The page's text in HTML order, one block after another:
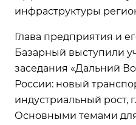
инфраструктуры
Глава предприятия и
Базарный выступили
заседания «Дальний
России: новый
индустриальный рост,
Основными темами